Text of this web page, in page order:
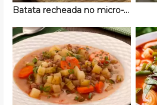
Batata recheada no micro-ondas